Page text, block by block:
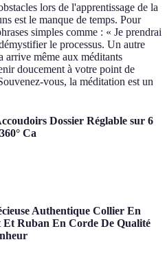
lors de l'apprentissage de la
est le manque de temps. Pour
simples comme : « Je prendrai
le processus. Un autre
arrive même aux méditants
doucement à votre point de
vous, la méditation est un
Dossier Réglable sur 6
Ca
Authentique Collier En
Ruban En Corde De Qualité